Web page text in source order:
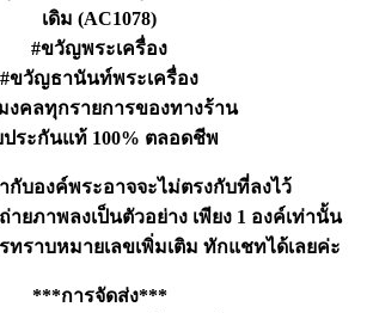
เดิม (AC1078)
#ขวัญพระเครื่อง
#ขวัญธานันท์พระเครื่อง
งคลทุกรายการของทางร้าน
ประกันแท้ 100% ตลอดชีพ
กับองค์พระอาจจะไม่ตรงกับที่ลงไว้
ายภาพลงเป็นตัวอย่าง เพียง 1 องค์เท่านั้น
ทราบหมายเลขเพิ่มเติม ทักแชทได้เลยค่ะ
***การจัดส่ง***